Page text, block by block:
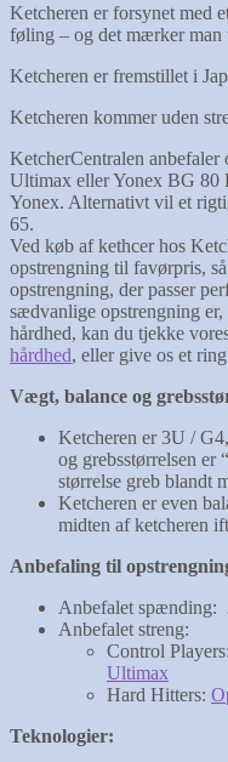
Ketcheren er forsynet med
føling – og det mærker man
Ketcheren er fremstillet i
Ketcheren kommer uden
KetcherCentralen
Ultimax eller Yonex BG 80
Yonex. Alternativt vil et
65.
Ved køb af kethcer hos
opstrengning til favørpris,
opstrengning, der passer
sædvanlige opstrengning
hårdhed, kan du tjekke
hårdhed, eller give os et
Vægt, balance og
Ketcheren er 3U /
og grebsstørrelsen er
størrelse greb blandt
Ketcheren er even
midten af ketcheren
Anbefaling til
Anbefalet spænding:
Anbefalet streng:
Control Players:
Ultimax
Hard Hitters:
Teknologier: